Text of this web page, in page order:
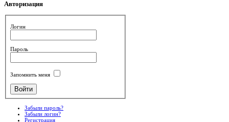
Авторизация
Логин
Пароль
Запомнить меня
Забыли пароль?
Забыли логин?
Регистрация